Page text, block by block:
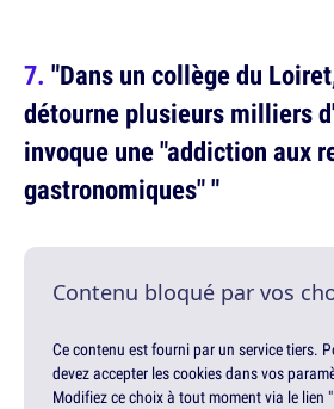
"Dans un collège du
détourne plusieurs milliers
invoque une "addiction aux
gastronomiques" "
Contenu bloqué par vos
Ce contenu est fourni par un service tiers.
devez accepter les cookies dans vos
Modifiez ce choix à tout moment via le lien